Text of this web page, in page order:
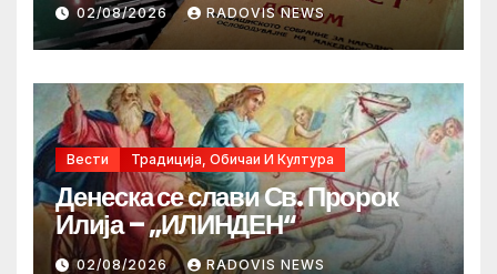
02/08/2026 RADOVIS NEWS
Вести Традиција, Обичаи И Култура
Денеска се слави Св. Пророк
Илија – „ИЛИНДЕН“
02/08/2026 RADOVIS NEWS